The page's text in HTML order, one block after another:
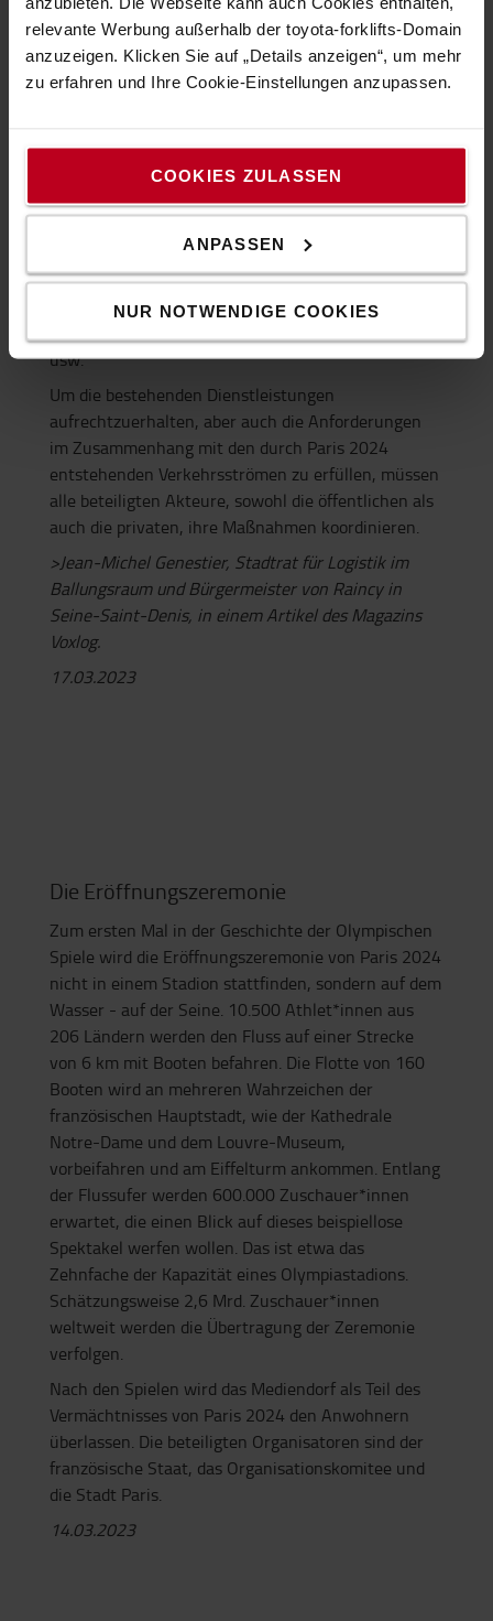
relevante Werbung außerhalb der toyota-forklifts-Domain
anzuzeigen. Klicken Sie auf „Details anzeigen“, um mehr
zu erfahren und Ihre Cookie-Einstellungen anzupassen.
COOKIES ZULASSEN
ANPASSEN
NUR NOTWENDIGE COOKIES
könnten, hat die Metropole Paris private und
öffentliche Akteure zusammengebracht. Die
Arbeitsgruppe "Alltägliche Logistik während Paris
2024" zielt darauf ab, die Lebensqualität der
Akteure eng zusammenarbeiten. Die erarbeiteten
Lösungen zielen darauf ab, den täglichen Verkehr zu
optimieren: zeitlich befristete Genehmigungen für
ausgewiesenen Bereichen, Sonderparkmaßnahmen,
nächtliche Lieferungen, Verschiebung von
Aktivitäten, wo immer möglich, Zusammenlegung
usw.
Um die bestehenden Dienstleistungen
aufrechtzuerhalten, aber auch die Anforderungen
im Zusammenhang mit den durch Paris 2024
entstehenden Verkehrsströmen zu erfüllen, müssen
alle beteiligten Akteure, sowohl die öffentlichen als
auch die privaten, ihre Maßnahmen koordinieren.
>Jean-Michel Genestier, Stadtrat für Logistik im
Ballungsraum und Bürgermeister von Raincy in
Seine-Saint-Denis, in einem Artikel des Magazins
Voxlog.
17.03.2023
Die Eröffnungszeremonie
Zum ersten Mal in der Geschichte der Olympischen
Spiele wird die Eröffnungszeremonie von Paris 2024
nicht in einem Stadion stattfinden, sondern auf dem
Wasser - auf der Seine. 10.500 Athlet*innen aus
206 Ländern werden den Fluss auf einer Strecke
von 6 km mit Booten befahren. Die Flotte von 160
Booten wird an mehreren Wahrzeichen der
französischen Hauptstadt, wie der Kathedrale
Notre-Dame und dem Louvre-Museum,
vorbeifahren und am Eiffelturm ankommen. Entlang
der Flussufer werden 600.000 Zuschauer*innen
erwartet, die einen Blick auf dieses beispiellose
Spektakel werfen wollen. Das ist etwa das
Zehnfache der Kapazität eines Olympiastadions.
Schätzungsweise 2,6 Mrd. Zuschauer*innen
weltweit werden die Übertragung der Zeremonie
verfolgen.
Nach den Spielen wird das Mediendorf als Teil des
Vermächtnisses von Paris 2024 den Anwohnern
überlassen. Die beteiligten Organisatoren sind der
französische Staat, das Organisationskomitee und
die Stadt Paris.
14.03.2023